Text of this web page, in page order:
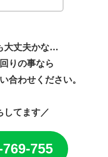
大丈夫かな…
りの事なら
合わせください。
してます／
755